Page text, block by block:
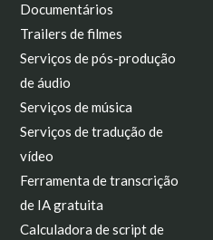
Documentários
Trailers de filmes
Serviços de pós-produção
de áudio
Serviços de música
Serviços de tradução de
vídeo
Ferramenta de transcrição
de IA gratuita
Calculadora de script de